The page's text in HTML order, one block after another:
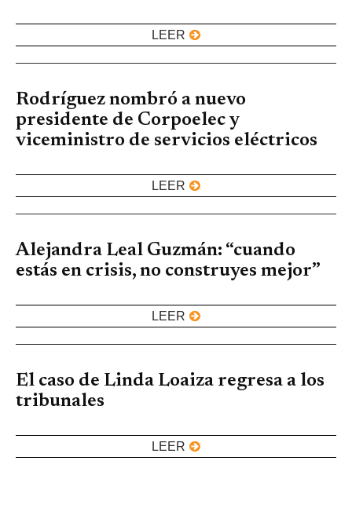
LEER
Rodríguez nombró a nuevo
presidente de Corpoelec y
viceministro de servicios eléctricos
LEER
Alejandra Leal Guzmán: “cuando
estás en crisis, no construyes mejor”
LEER
El caso de Linda Loaiza regresa a los
tribunales
LEER